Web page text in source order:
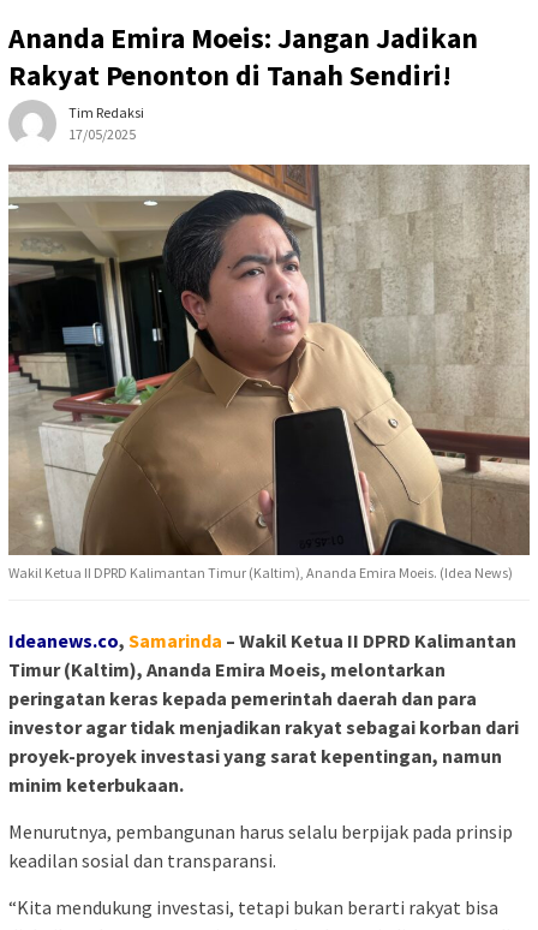
Ananda Emira Moeis: Jangan Jadikan
Rakyat Penonton di Tanah Sendiri!
Tim Redaksi
17/05/2025
Wakil Ketua II DPRD Kalimantan Timur (Kaltim), Ananda Emira Moeis. (Idea News)
Ideanews.co, Samarinda – Wakil Ketua II DPRD Kalimantan
Timur (Kaltim), Ananda Emira Moeis, melontarkan
peringatan keras kepada pemerintah daerah dan para
investor agar tidak menjadikan rakyat sebagai korban dari
proyek-proyek investasi yang sarat kepentingan, namun
minim keterbukaan.
Menurutnya, pembangunan harus selalu berpijak pada prinsip
keadilan sosial dan transparansi.
“Kita mendukung investasi, tetapi bukan berarti rakyat bisa